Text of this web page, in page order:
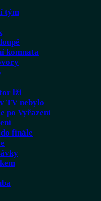
tým
komnata
lži
TV nebylo
po Vyřazení
finále